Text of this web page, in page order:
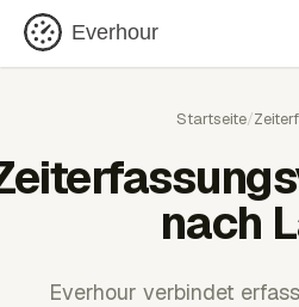
Everhour
Startseite/
nach
Everhour verbindet